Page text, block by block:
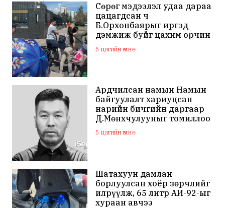
Сөрөг мэдээлэл удаа дараа
цацагдсан ч
Б.Орхонбаярыг иргэд
дэмжиж буйг цахим орчин
дахь сэтгэгдэл харууллаа
5 цагийн өмнө
Ардчилсан намын Намын
байгуулалт хариуцсан
нарийн бичгийн даргаар
Д.Мөнхчулууныг томиллоо
5 цагийн өмнө
Шатахуун дамлан
борлуулсан хоёр зөрчлийг
илрүүлж, 65 литр АИ-92-ыг
хураан авчээ